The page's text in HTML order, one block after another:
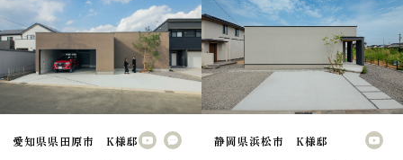
愛知県県田原市 K様邸 静岡県浜松市 K様邸